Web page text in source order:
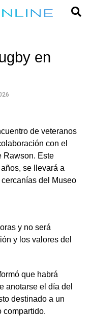
en
de veteranos
con el
Rawson. Este
se llevará a
del Museo
y no será
y los valores del
que habrá
anotarse el día del
destinado a un
compartido.